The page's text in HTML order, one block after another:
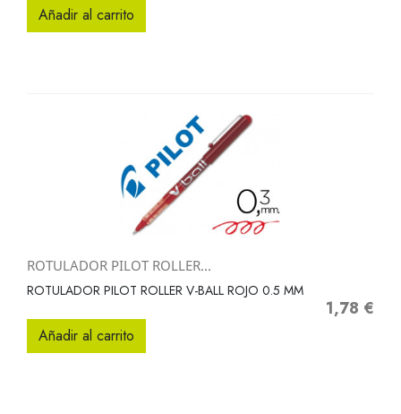
Añadir al carrito
ROTULADOR PILOT ROLLER...
ROTULADOR PILOT ROLLER V-BALL ROJO 0.5 MM
Precio
1,78 €
Añadir al carrito